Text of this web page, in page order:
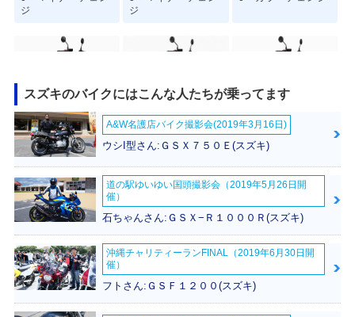
ジ
ジ
2010年 VanVan 20
0・カラーチェンジ
2008年 VanVan 20
0・カラーチェンジ
2008年 VanVan 20
0・マイナーチェン
ジ
2006年 VanVan 20
0Z・カラーチェン
0Z・特別・限定仕
0Z・カラーチェン
スズキのバイクにはこんな人たちが乗ってます
A&W名護店バイク撮影会(2019年3月16日)
ウシI型さん:ＧＳＸ７５０Ｅ(スズキ)
道の駅ゆいゆい国頭撮影会（2019年5月26日開
催）
石ちゃんさん:ＧＳＸ−Ｒ１０００Ｒ(スズキ)
沖縄チャリティーランFINAL（2019年6月30日開
催）
フトさん:ＧＳＦ１２００(スズキ)